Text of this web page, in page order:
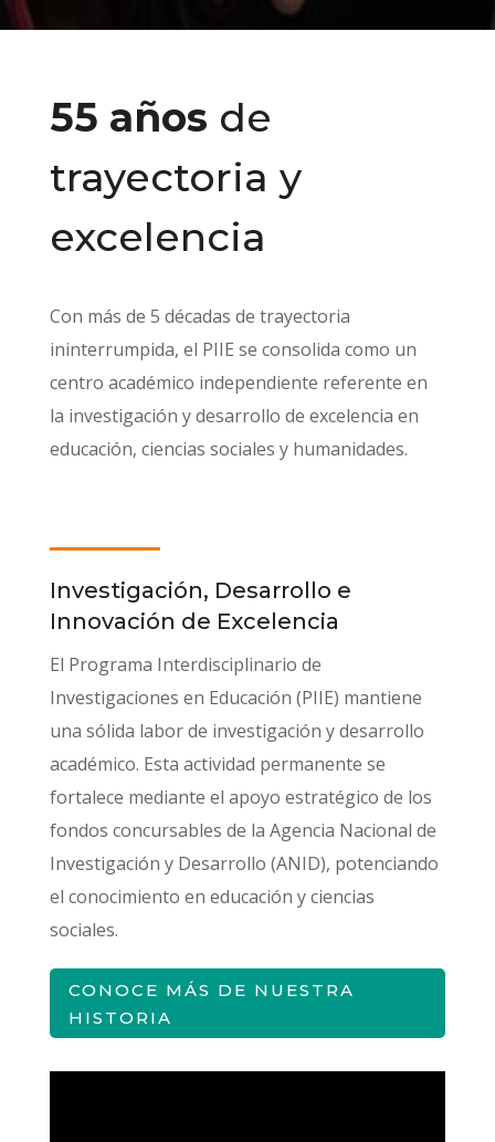
55 años de
trayectoria y
excelencia
Con más de 5 décadas de trayectoria
ininterrumpida, el PIIE se consolida como un
centro académico independiente referente en
la investigación y desarrollo de excelencia en
educación, ciencias sociales y humanidades.
Investigación, Desarrollo e
Innovación de Excelencia
El Programa Interdisciplinario de
Investigaciones en Educación (PIIE) mantiene
una sólida labor de investigación y desarrollo
académico. Esta actividad permanente se
fortalece mediante el apoyo estratégico de los
fondos concursables de la Agencia Nacional de
Investigación y Desarrollo (ANID), potenciando
el conocimiento en educación y ciencias
sociales.
CONOCE MÁS DE NUESTRA
HISTORIA